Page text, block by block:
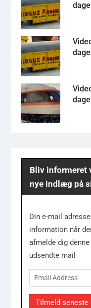
Bliv informeret
nye indlæg på
Din e-mail
information når
afmelde dig
udsendte mail
Email
Address
Tilmeld seneste